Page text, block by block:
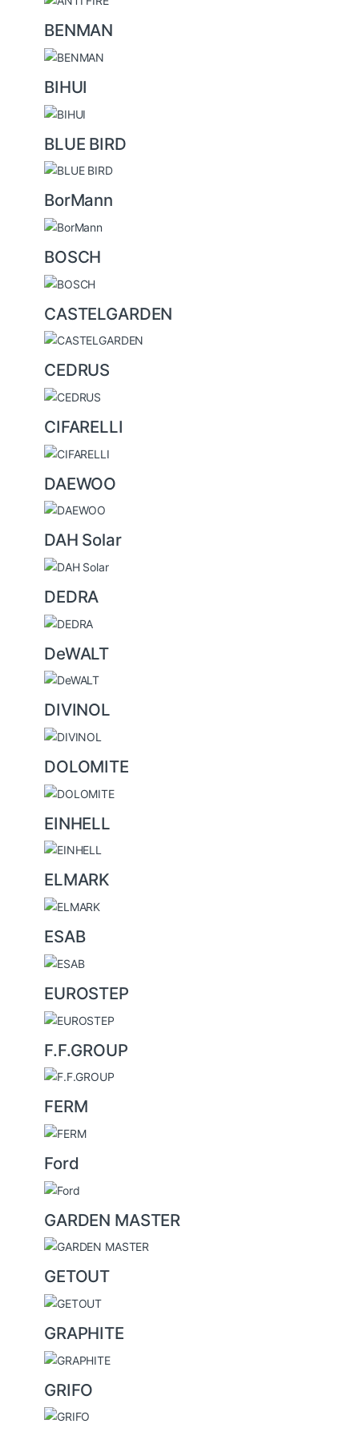
BENMAN
BIHUI
BLUE BIRD
BorMann
BOSCH
CASTELGARDEN
CEDRUS
CIFARELLI
DAEWOO
DAH Solar
DEDRA
DeWALT
DIVINOL
DOLOMITE
EINHELL
ELMARK
ESAB
EUROSTEP
F.F.GROUP
FERM
Ford
GARDEN MASTER
GETOUT
GRAPHITE
GRIFO